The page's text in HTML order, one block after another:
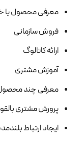
معرفی محصول
فروش سازمانی
ارائه کاتالوگ
آموزش مشتری
معرفی چند
پرورش مشتری
ایجاد ارتباط